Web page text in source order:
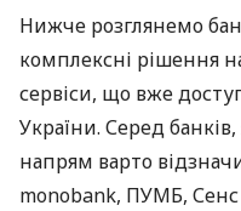
Нижче розглянемо
комплексні рішення
сервіси, що вже
України. Серед
напрям варто
monobank, ПУМБ,